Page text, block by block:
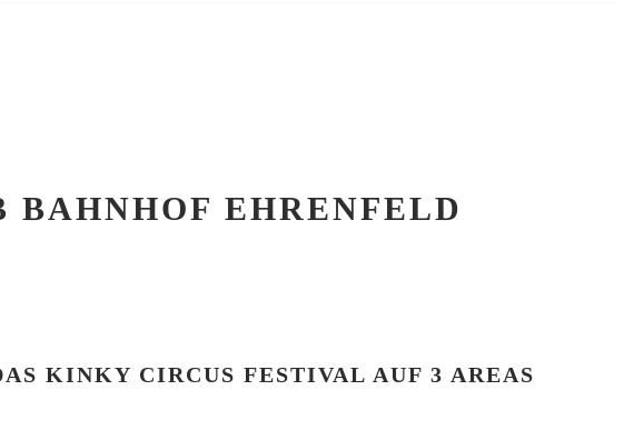
EHRENFELD
KINKY CIRCUS FESTIVAL AUF 3 AREAS